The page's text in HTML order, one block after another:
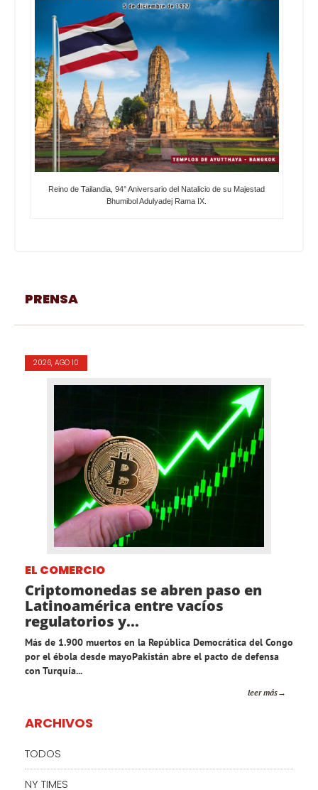
Reino de Tailandia, 94° Aniversario del Natalicio de su Majestad
Bhumibol Adulyadej Rama IX.
PRENSA
2026, AGO 10
EL COMERCIO
Criptomonedas se abren paso en
Latinoamérica entre vacíos
regulatorios y...
Más de 1.900 muertos en la República Democrática del Congo
por el ébola desde mayoPakistán abre el pacto de defensa
con Turquía...
leer más
ARCHIVOS
TODOS
NY TIMES